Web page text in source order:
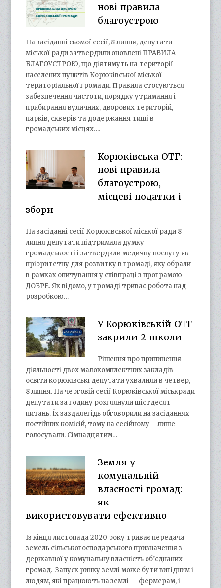
нові правила
благоустрою
На засіданні сьомої сесії, 8 липня, депутати
міської ради затвердили оновлені ПРАВИЛА
БЛАГОУСТРОЮ, що діятимуть на території
населених пунктів Корюківської міської
територіальної громади. Правила стосуються
забезпечення чистоти, порядку утримання і
прибирання вуличних, дворових територій,
парків, скверів та додержання тиші в
громадських місцях….
Корюківська ОТГ:
нові правила
благоустрою,
місцеві податки і
збори
На засіданні сесії Корюківської міської ради 8
липня депутати підтримала думку
громадськості і затвердили медичну послугу як
пріоритетну для розвитку в громаді, яку обрали
в рамках опитування у співпраці з програмою
ДОБРЕ. Як відомо, у громаді триває робота над
розробкою…
У Корюківській ОТГ
закрили 2 школи
Рішення про припинення
діяльності двох малокомплектних закладів
освіти корюківські депутати ухвалили в четвер,
8 липня. На черговій сесії Корюківської міськради
депутати за годину розглянули шістдесят
питань. Їх заздалегідь обговорили на засіданнях
постійних комісій, тому на сесійному – лише
голосували. Сімнадцятим…
Земля у
комунальній
власності громад:
як
використовувати ефективно
Із кінця листопада 2020 року триває передача
земель сільськогосподарського призначення з
державної у комунальну власність об’єднаних
громад. Запуск ринку землі може бути вигідним і
людям, які працюють на землі — фермерам, і